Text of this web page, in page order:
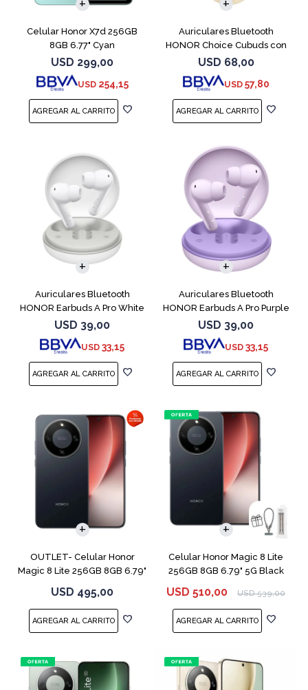
Celular Honor X7d 256GB
8GB 6.77" Cyan
USD 299,00
USD 254,15
Auriculares Bluetooth
HONOR Choice Cubuds con
Pantalla Beige
USD 68,00
USD 57,80
Auriculares Bluetooth
HONOR Earbuds A Pro White
USD 39,00
USD 33,15
Auriculares Bluetooth
HONOR Earbuds A Pro Purple
USD 39,00
USD 33,15
OUTLET- Celular Honor
Magic 8 Lite 256GB 8GB 6.79"
USD 495,00
Celular Honor Magic 8 Lite
256GB 8GB 6.79" 5G Black
USD 510,00 USD 539,00
COMPARAR